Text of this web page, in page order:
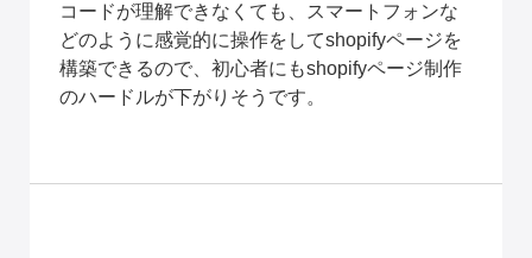
コードが理解できなくても、スマートフォンな
どのように感覚的に操作をしてshopifyページを
構築できるので、初心者にもshopifyページ制作
のハードルが下がりそうです。